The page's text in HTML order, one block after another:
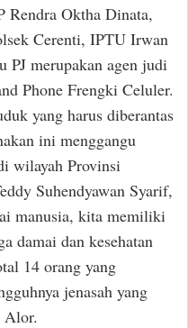
Oktha Dinata,
Cerenti, IPTU Irwan
PJ merupakan agen judi
Phone Frengki Celuler.
yang harus diberantas
ini menggangu
wilayah Provinsi
Suhendyawan Syarif,
manusia, kita memiliki
damai dan kesehatan
14 orang yang
jenasah yang
Alor.